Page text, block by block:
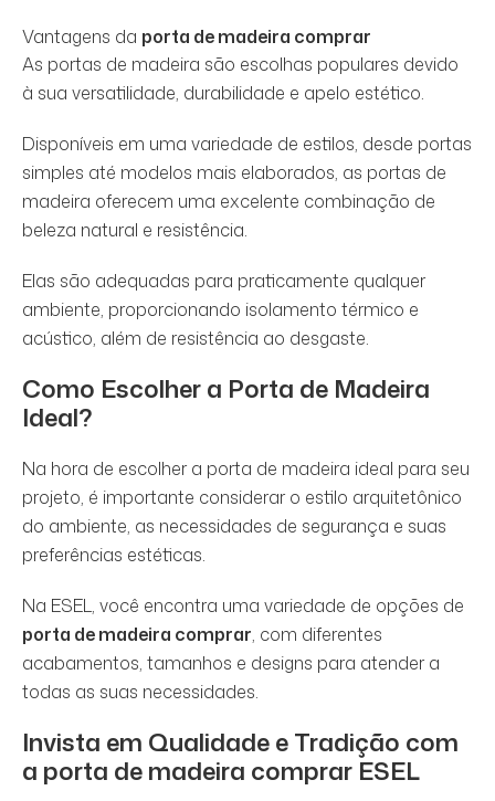
Vantagens da porta de madeira comprar
As portas de madeira são escolhas populares devido
à sua versatilidade, durabilidade e apelo estético.
Disponíveis em uma variedade de estilos, desde portas
simples até modelos mais elaborados, as portas de
madeira oferecem uma excelente combinação de
beleza natural e resistência.
Elas são adequadas para praticamente qualquer
ambiente, proporcionando isolamento térmico e
acústico, além de resistência ao desgaste.
Como Escolher a Porta de Madeira
Ideal?
Na hora de escolher a porta de madeira ideal para seu
projeto, é importante considerar o estilo arquitetônico
do ambiente, as necessidades de segurança e suas
preferências estéticas.
Na ESEL, você encontra uma variedade de opções de
porta de madeira comprar, com diferentes
acabamentos, tamanhos e designs para atender a
todas as suas necessidades.
Invista em Qualidade e Tradição com
a porta de madeira comprar ESEL